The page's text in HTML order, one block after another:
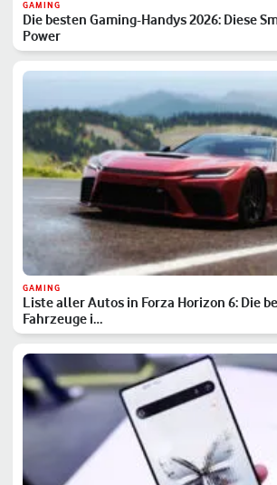
GAMING
Die besten Gaming-Handys 2026: Diese
Power
GAMING
Liste aller Autos in Forza Horizon 6: Die
Fahrzeuge i…